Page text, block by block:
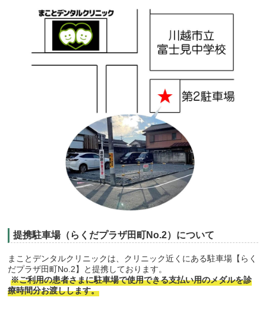
提携駐車場（らくだプラザ田町No.2）について
まことデンタルクリニックは、クリニック近くにある駐車場【らく
だプラザ田町No.2】と提携しております。
※ご利用の患者さまに駐車場で使用できる支払い用のメダルを診
療時間分お渡しします。